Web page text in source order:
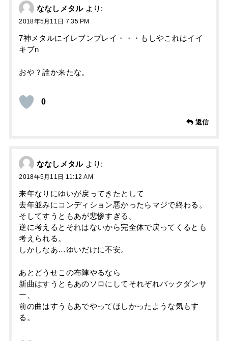
ななしメタル より:
2018年5月11日 7:35 PM
7神メタルにイレブンプレイ・・・もしやこれはイイ
キブn
おや？誰か来たな。
0
返信
ななしメタル より:
2018年5月11日 11:12 AM
来年なりにゆいが戻ってきたとして
去年並みにコンディション悪かったらマジで終わる。
そしてすうともあが悲惨すぎる。
逆に考えるとそれはないから完全体で戻ってくるとも
考えられる。
しかしなあ…ゆいだけに不安。
あとどうせこの布陣やるなら
新曲はすうともあのソロにしてそれぞれバックダンサ
ー、
前の曲はすうもあでやってほしかったような気もす
る。